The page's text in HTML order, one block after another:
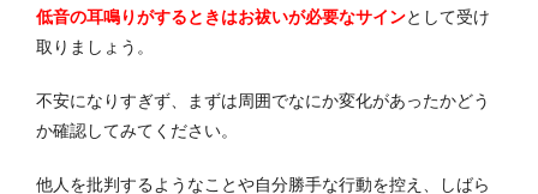
低音の耳鳴りがするときはお祓いが必要なサインとして受け
取りましょう。
不安になりすぎず、まずは周囲でなにか変化があったかどう
か確認してみてください。
他人を批判するようなことや自分勝手な行動を控え、しばら